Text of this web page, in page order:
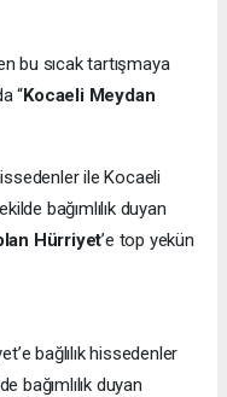
bu sıcak tartışmaya
“Kocaeli Meydan
ile Kocaeli
bağımlılık duyan
Hürriyet’e top yekün
bağlılık hissedenler
bağımlılık duyan